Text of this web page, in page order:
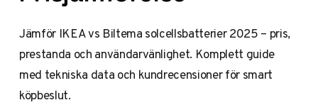
Jämför IKEA vs Biltema solcellsbatterier 2025 – pris,
prestanda och användarvänlighet. Komplett guide
med tekniska data och kundrecensioner för smart
köpbeslut.